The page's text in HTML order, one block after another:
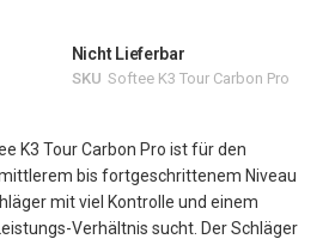
Nicht Lieferbar
SKU Softee K3 Tour Carbon Pro
K3 Tour Carbon Pro ist für den
bis fortgeschrittenem Niveau
mit viel Kontrolle und einem
Verhältnis sucht. Der Schläger